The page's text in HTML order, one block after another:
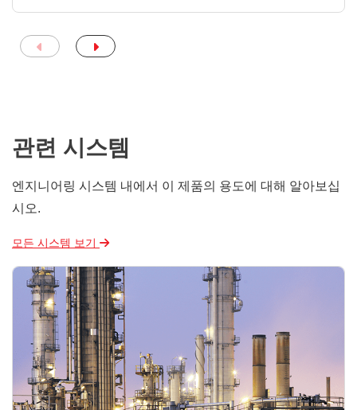
관련 시스템
엔지니어링 시스템 내에서 이 제품의 용도에 대해 알아보십
시오.
모든 시스템 보기